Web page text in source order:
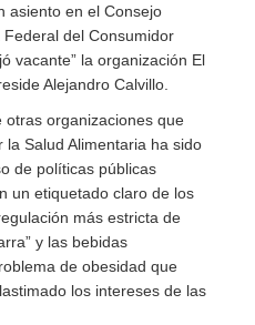
asiento en el Consejo
del Consumidor
vacante” la organización El
Alejandro Calvillo.
otras organizaciones que
Salud Alimentaria ha sido
de políticas públicas
un etiquetado claro de los
más estricta de
y las bebidas
de obesidad que
los intereses de las